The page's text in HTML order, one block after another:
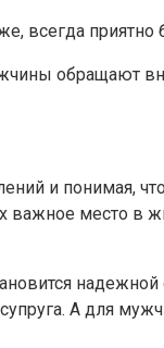
всегда приятно
обращают
и понимая,
важное место в
надежной
А для